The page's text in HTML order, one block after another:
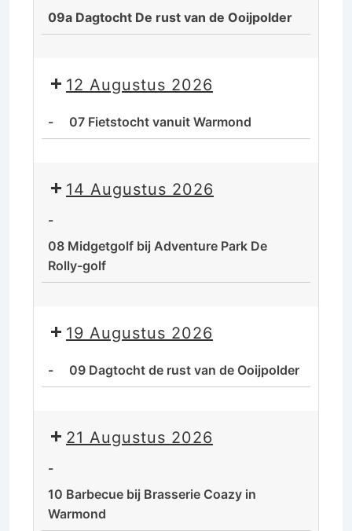
Vaartocht
09a Dagtocht De rust van de Ooijpolder
De 12 Augustus 2026
- 07 Fietstocht vanuit Warmond
vanuit
14 Augustus 2026
-
08 Midgetgolf bij Adventure Park De
Rolly-golf
bij
Park
golf
19 Augustus 2026
- 09 Dagtocht de rust van de Ooijpolder
de
de
Ooijpolder
21 Augustus 2026
-
10 Barbecue bij Brasserie Coazy in
Warmond